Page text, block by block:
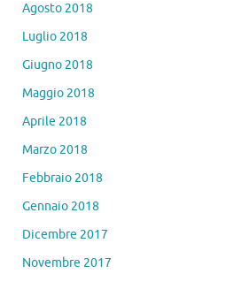
Agosto 2018
Luglio 2018
Giugno 2018
Maggio 2018
Aprile 2018
Marzo 2018
Febbraio 2018
Gennaio 2018
Dicembre 2017
Novembre 2017